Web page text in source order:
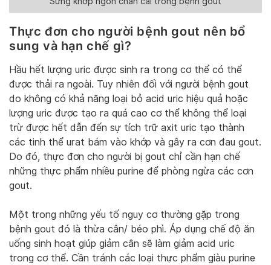
Thực đơn cho người bệnh gout nên bổ
sung và hạn chế gì?
Hầu hết lượng uric được sinh ra trong cơ thể có thể
được thải ra ngoài. Tuy nhiên đối với người bệnh gout
do không có khả năng loại bỏ acid uric hiệu quả hoặc
lượng uric được tạo ra quá cao cơ thể không thể loại
trừ được hết dẫn đến sự tích trữ axit uric tạo thành
các tinh thể urat bám vào khớp và gây ra cơn đau gout.
Do đó, thực đơn cho người bị gout chỉ cần hạn chế
những thực phẩm nhiều purine để phòng ngừa các cơn
gout.
Một trong những yếu tố nguy cơ thường gặp trong
bệnh gout đó là thừa cân/ béo phì. Áp dụng chế độ ăn
uống sinh hoạt giúp giảm cân sẽ làm giảm acid uric
trong cơ thể. Cần tránh các loại thực phẩm giàu purine